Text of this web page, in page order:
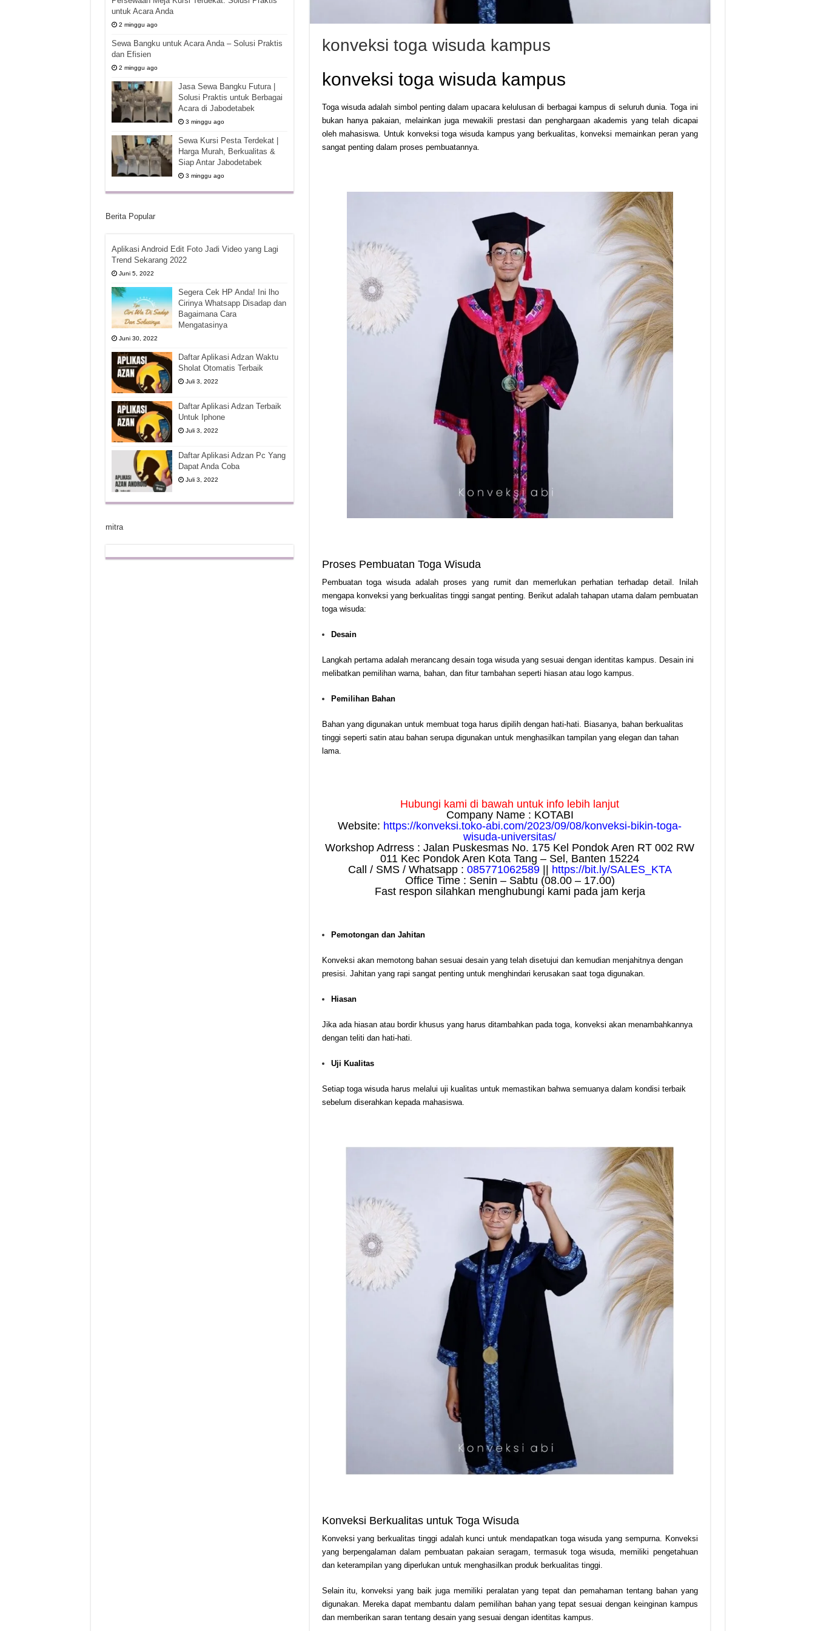
konveksi toga wisuda kampus
konveksi toga wisuda kampus
Toga wisuda adalah simbol penting dalam upacara kelulusan di berbagai kampus di seluruh dunia. Toga ini
bukan hanya pakaian, melainkan juga mewakili prestasi dan penghargaan akademis yang telah dicapai
oleh mahasiswa. Untuk konveksi toga wisuda kampus yang berkualitas, konveksi memainkan peran yang
sangat penting dalam proses pembuatannya.
Proses Pembuatan Toga Wisuda
Pembuatan toga wisuda adalah proses yang rumit dan memerlukan perhatian terhadap detail. Inilah
mengapa konveksi yang berkualitas tinggi sangat penting. Berikut adalah tahapan utama dalam pembuatan
toga wisuda:
Desain
Langkah pertama adalah merancang desain toga wisuda yang sesuai dengan identitas kampus. Desain ini
melibatkan pemilihan warna, bahan, dan fitur tambahan seperti hiasan atau logo kampus.
Pemilihan Bahan
Bahan yang digunakan untuk membuat toga harus dipilih dengan hati-hati. Biasanya, bahan berkualitas
tinggi seperti satin atau bahan serupa digunakan untuk menghasilkan tampilan yang elegan dan tahan
lama.
Hubungi kami di bawah untuk info lebih lanjut
Company Name : KOTABI
Website: https://konveksi.toko-abi.com/2023/09/08/konveksi-bikin-toga-
wisuda-universitas/
Workshop Adrress : Jalan Puskesmas No. 175 Kel Pondok Aren RT 002 RW
011 Kec Pondok Aren Kota Tang – Sel, Banten 15224
Call / SMS / Whatsapp : 085771062589||
https://bit.ly/SALES_KTA
Office Time : Senin – Sabtu (08.00 – 17.00)
Fast respon silahkan menghubungi kami pada jam kerja
Pemotongan dan Jahitan
Konveksi akan memotong bahan sesuai desain yang telah disetujui dan kemudian menjahitnya dengan
presisi. Jahitan yang rapi sangat penting untuk menghindari kerusakan saat toga digunakan.
Hiasan
Jika ada hiasan atau bordir khusus yang harus ditambahkan pada toga, konveksi akan menambahkannya
dengan teliti dan hati-hati.
Uji Kualitas
Setiap toga wisuda harus melalui uji kualitas untuk memastikan bahwa semuanya dalam kondisi terbaik
sebelum diserahkan kepada mahasiswa.
Konveksi Berkualitas untuk Toga Wisuda
Konveksi yang berkualitas tinggi adalah kunci untuk mendapatkan toga wisuda yang sempurna. Konveksi
yang berpengalaman dalam pembuatan pakaian seragam, termasuk toga wisuda, memiliki pengetahuan
dan keterampilan yang diperlukan untuk menghasilkan produk berkualitas tinggi.
Selain itu, konveksi yang baik juga memiliki peralatan yang tepat dan pemahaman tentang bahan yang
digunakan. Mereka dapat membantu dalam pemilihan bahan yang tepat sesuai dengan keinginan kampus
dan memberikan saran tentang desain yang sesuai dengan identitas kampus.
untuk Acara Anda
2 minggu ago
Sewa Bangku untuk Acara Anda – Solusi Praktis
dan Efisien
2 minggu ago
Jasa Sewa Bangku Futura |
Solusi Praktis untuk Berbagai
Acara di Jabodetabek
3 minggu ago
Sewa Kursi Pesta Terdekat |
Harga Murah, Berkualitas &
Siap Antar Jabodetabek
3 minggu ago
Berita Popular
Aplikasi Android Edit Foto Jadi Video yang Lagi
Trend Sekarang 2022
Juni 5, 2022
Segera Cek HP Anda! Ini lho
Cirinya Whatsapp Disadap dan
Bagaimana Cara
Mengatasinya
Juni 30, 2022
Daftar Aplikasi Adzan Waktu
Sholat Otomatis Terbaik
Juli 3, 2022
Daftar Aplikasi Adzan Terbaik
Untuk Iphone
Juli 3, 2022
Daftar Aplikasi Adzan Pc Yang
Dapat Anda Coba
Juli 3, 2022
mitra